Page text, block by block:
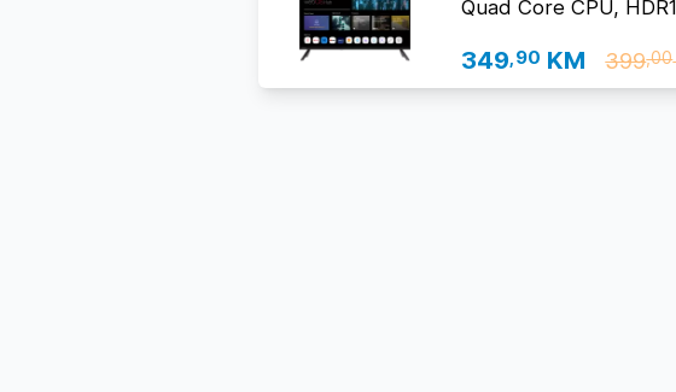
Quad Core CPU,
349,90 KM 399,00